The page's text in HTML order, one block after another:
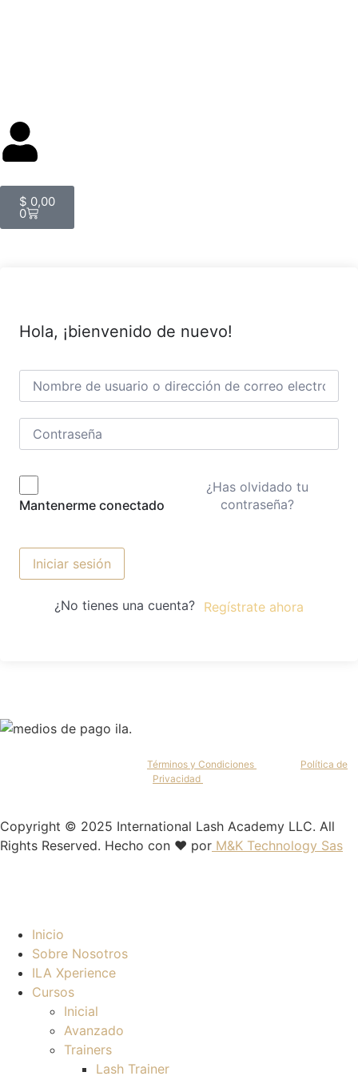
$ 0,00
0
Hola, ¡bienvenido de nuevo!
Mantenerme conectado
¿Has olvidado tu
contraseña?
Iniciar sesión
¿No tienes una cuenta? Regístrate ahora
Términos y Condiciones
Política de
Privacidad
Copyright © 2025 International Lash Academy LLC. All
Rights Reserved. Hecho con ❤️ por M&K Technology Sas
Inicio
Sobre Nosotros
ILA Xperience
Cursos
Inicial
Avanzado
Trainers
Lash Trainer